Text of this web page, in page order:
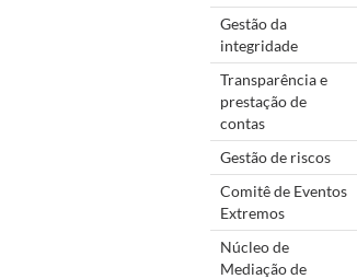
Gestão da
integridade
Transparência e
prestação de
contas
Gestão de riscos
Comitê de Eventos
Extremos
Núcleo de
Mediação de